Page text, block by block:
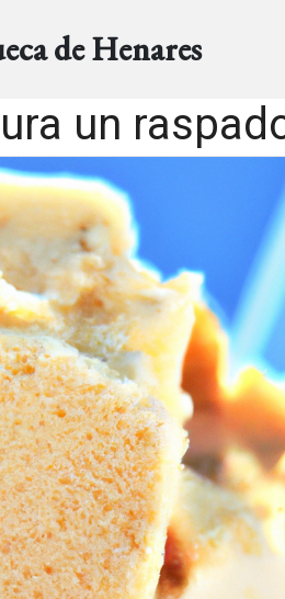
de Henares
un